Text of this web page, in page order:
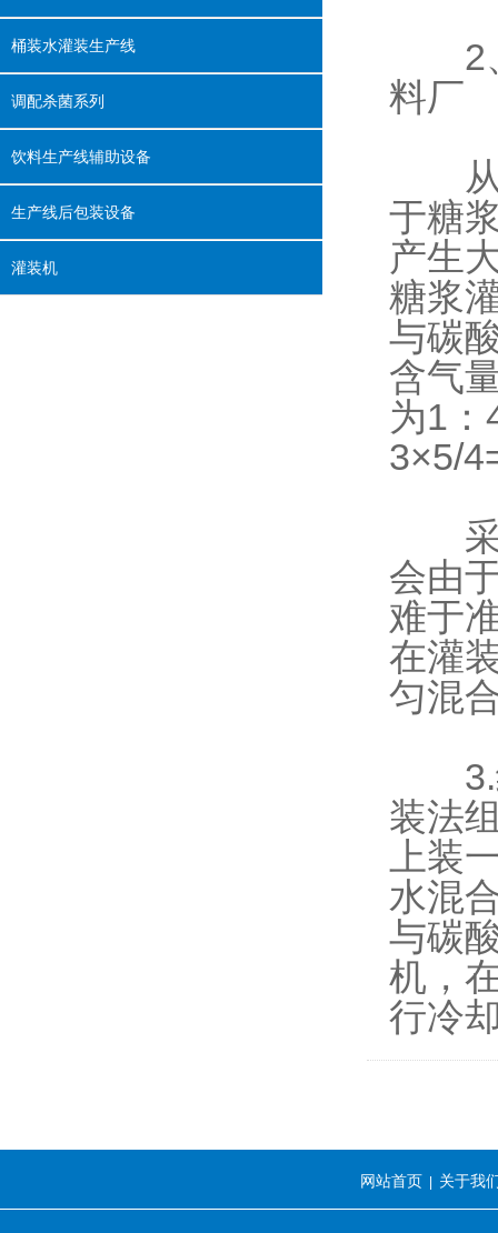
桶装水灌装生产线
调配杀菌系列
饮料生产线辅助设备
生产线后包装设备
灌装机
2、
料厂
从
于糖
产生
糖浆
与碳
含气
为1：
3×5/
采
会由
难于
在灌
匀混
3.组
装法
上装
水混
与碳
机，
行冷
网站首页 关于我